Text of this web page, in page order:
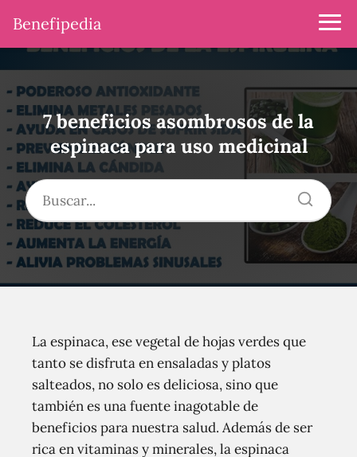
Benefipedia
7 beneficios asombrosos de la
espinaca para uso medicinal
La espinaca, ese vegetal de hojas verdes que
tanto se disfruta en ensaladas y platos
salteados, no solo es deliciosa, sino que
también es una fuente inagotable de
beneficios para nuestra salud. Además de ser
rica en vitaminas y minerales, la espinaca